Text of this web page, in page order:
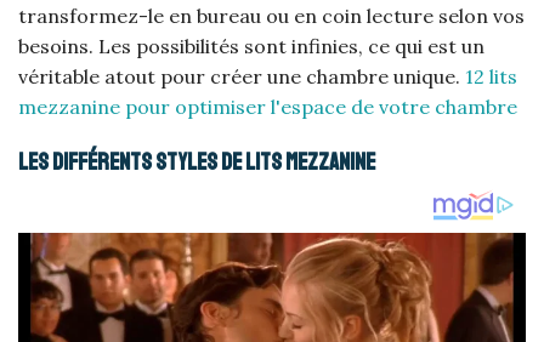
transformez-le en bureau ou en coin lecture selon vos
besoins. Les possibilités sont infinies, ce qui est un
véritable atout pour créer une chambre unique. 12 lits
mezzanine pour optimiser l'espace de votre chambre
Les différents styles de lits mezzanine